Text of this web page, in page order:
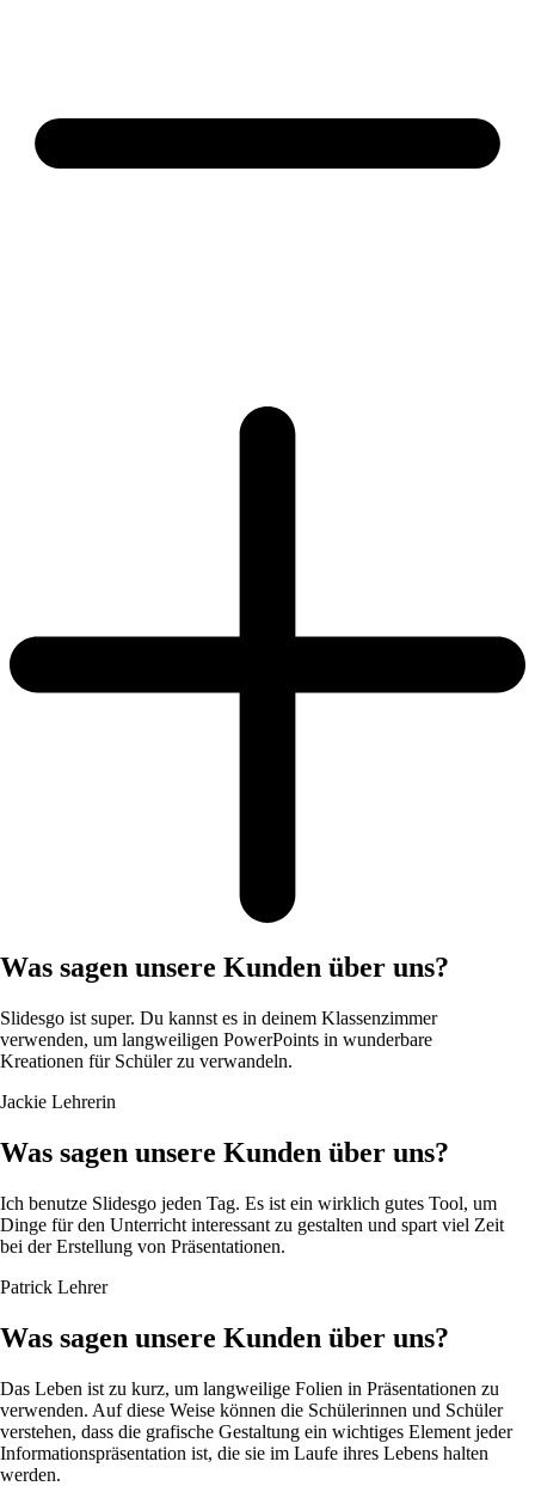
Was sagen unsere Kunden über uns?
Slidesgo ist super. Du kannst es in deinem Klassenzimmer
verwenden, um langweiligen PowerPoints in wunderbare
Kreationen für Schüler zu verwandeln.
Jackie Lehrerin
Was sagen unsere Kunden über uns?
Ich benutze Slidesgo jeden Tag. Es ist ein wirklich gutes Tool, um
Dinge für den Unterricht interessant zu gestalten und spart viel Zeit
bei der Erstellung von Präsentationen.
Patrick Lehrer
Was sagen unsere Kunden über uns?
Das Leben ist zu kurz, um langweilige Folien in Präsentationen zu
verwenden. Auf diese Weise können die Schülerinnen und Schüler
verstehen, dass die grafische Gestaltung ein wichtiges Element jeder
Informationspräsentation ist, die sie im Laufe ihres Lebens halten
werden.